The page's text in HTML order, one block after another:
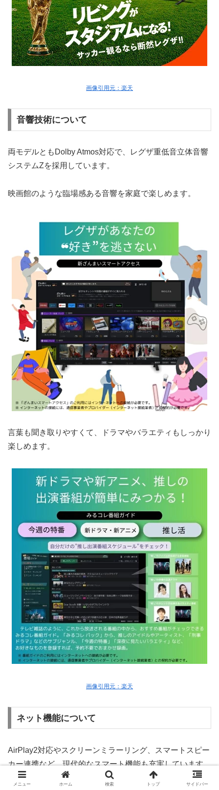
画像引用元：楽天
音響技術について
両モデルともDolby Atmos対応で、レグザ重低音立体音響
システムZを採用しています。
映画館のような臨場感ある音響を家庭で楽しめます。
言葉も聞き取りやすくて、ドラマやバラエティもしっかり
楽しめます。
画像引用元：楽天
ネット機能について
AirPlay2対応やスクリーンミラーリング、スマートスピー
カー連携など、現代的なスマート機能も充実しています。
メニュー ホーム 検索 トップ サイドバー